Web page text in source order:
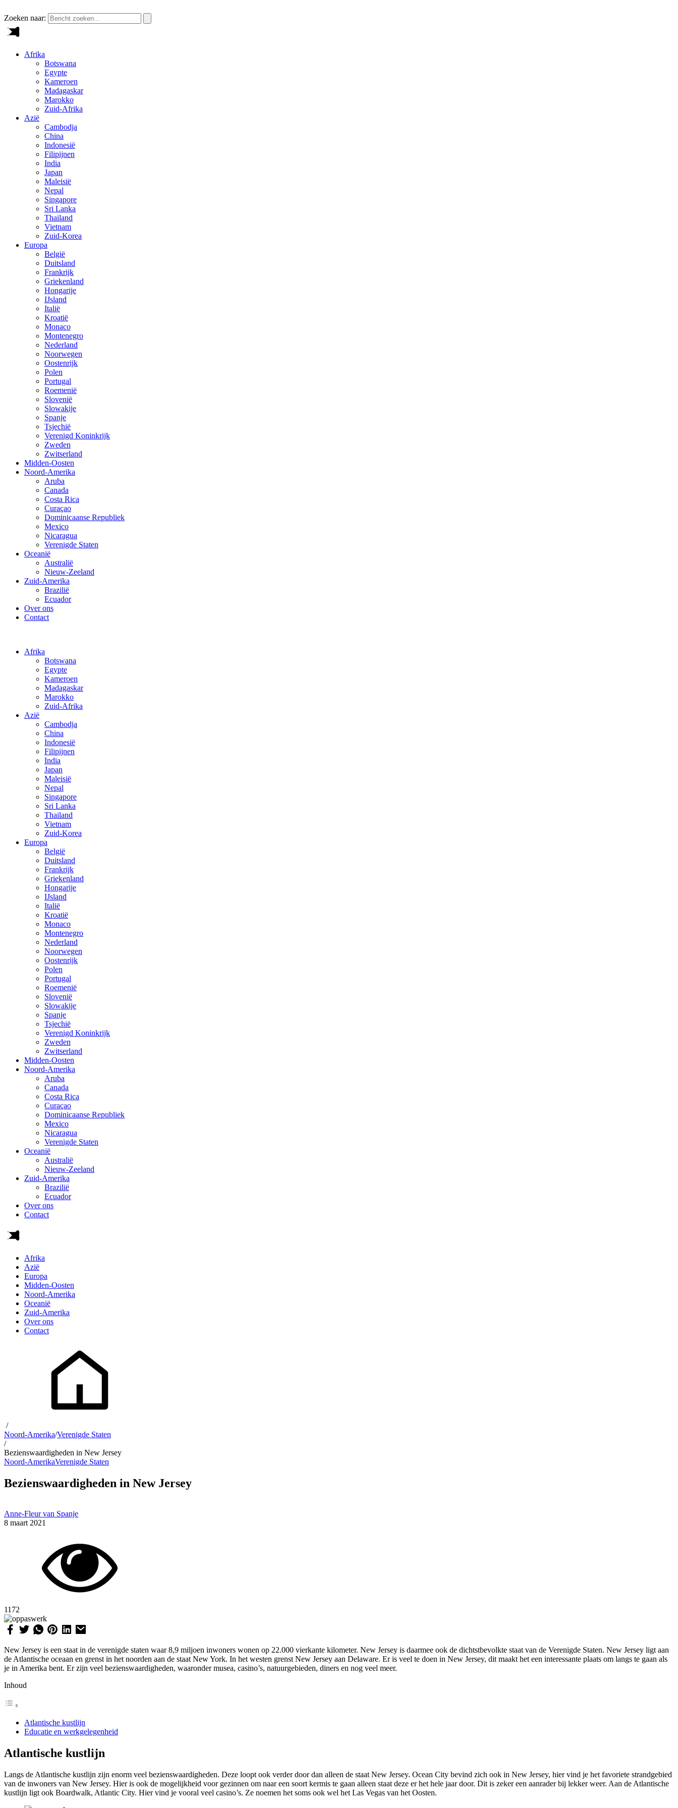
Zoeken naar:
Afrika
Botswana
Egypte
Kameroen
Madagaskar
Marokko
Zuid-Afrika
Azië
Cambodja
China
Indonesië
Filipijnen
India
Japan
Maleisië
Nepal
Singapore
Sri Lanka
Thailand
Vietnam
Zuid-Korea
Europa
België
Duitsland
Frankrijk
Griekenland
Hongarije
IJsland
Italië
Kroatië
Monaco
Montenegro
Nederland
Noorwegen
Oostenrijk
Polen
Portugal
Roemenië
Slovenië
Slowakije
Spanje
Tsjechië
Verenigd Koninkrijk
Zweden
Zwitserland
Midden-Oosten
Noord-Amerika
Aruba
Canada
Costa Rica
Curaçao
Dominicaanse Republiek
Mexico
Nicaragua
Verenigde Staten
Oceanië
Australië
Nieuw-Zeeland
Zuid-Amerika
Brazilië
Ecuador
Over ons
Contact
Afrika
Botswana
Egypte
Kameroen
Madagaskar
Marokko
Zuid-Afrika
Azië
Cambodja
China
Indonesië
Filipijnen
India
Japan
Maleisië
Nepal
Singapore
Sri Lanka
Thailand
Vietnam
Zuid-Korea
Europa
België
Duitsland
Frankrijk
Griekenland
Hongarije
IJsland
Italië
Kroatië
Monaco
Montenegro
Nederland
Noorwegen
Oostenrijk
Polen
Portugal
Roemenië
Slovenië
Slowakije
Spanje
Tsjechië
Verenigd Koninkrijk
Zweden
Zwitserland
Midden-Oosten
Noord-Amerika
Aruba
Canada
Costa Rica
Curaçao
Dominicaanse Republiek
Mexico
Nicaragua
Verenigde Staten
Oceanië
Australië
Nieuw-Zeeland
Zuid-Amerika
Brazilië
Ecuador
Over ons
Contact
Afrika
Azië
Europa
Midden-Oosten
Noord-Amerika
Oceanië
Zuid-Amerika
Over ons
Contact
/
Noord-Amerika/Verenigde Staten
/
Bezienswaardigheden in New Jersey
Noord-AmerikaVerenigde Staten
Bezienswaardigheden in New Jersey
Anne-Fleur van Spanje
8 maart 2021
1172
New Jersey is een staat in de verenigde staten waar 8,9 miljoen inwoners wonen op 22.000 vierkante kilometer. New Jersey is daarmee ook de dichtstbevolkte staat van de Verenigde Staten. New Jersey ligt aan
de Atlantische oceaan en grenst in het noorden aan de staat New York. In het westen grenst New Jersey aan Delaware. Er is veel te doen in New Jersey, dit maakt het een interessante plaats om langs te gaan als
je in Amerika bent. Er zijn veel bezienswaardigheden, waaronder musea, casino’s, natuurgebieden, diners en nog veel meer.
Inhoud
Atlantische kustlijn
Educatie en werkgelegenheid
Atlantische kustlijn
Langs de Atlantische kustlijn zijn enorm veel bezienswaardigheden. Deze loopt ook verder door dan alleen de staat New Jersey. Ocean City bevind zich ook in New Jersey, hier vind je het favoriete strandgebied
van de inwoners van New Jersey. Hier is ook de mogelijkheid voor gezinnen om naar een soort kermis te gaan alleen staat deze er het hele jaar door. Dit is zeker een aanrader bij lekker weer. Aan de Atlantische
kustlijn ligt ook Boardwalk, Atlantic City. Hier vind je vooral veel casino’s. Ze noemen het soms ook wel het Las Vegas van het Oosten.